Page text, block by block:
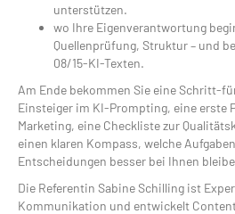
unterstützen.
wo Ihre Eigenverantwortung
Quellenprüfung, Struktur – und
08/15-KI-Texten.
Am Ende bekommen Sie eine Schritt-
Einsteiger im KI-Prompting, eine erste
Marketing, eine Checkliste zur
einen klaren Kompass, welche
Entscheidungen besser bei Ihnen
Die Referentin Sabine Schilling ist
Kommunikation und entwickelt